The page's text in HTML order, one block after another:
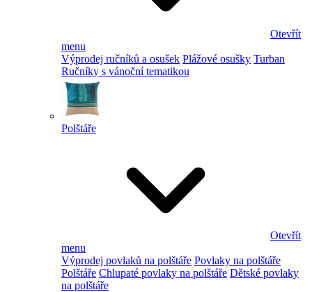
Otevřít
menu
Výprodej ručníků a osušek Plážové osušky Turban
Ručníky s vánoční tematikou
Polštáře
Otevřít
menu
Výprodej povlaků na polštáře Povlaky na polštáře
Polštáře Chlupaté povlaky na polštáře Dětské povlaky
na polštáře